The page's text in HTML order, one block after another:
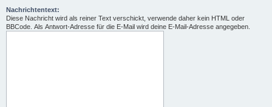
Nachrichtentext:
Diese Nachricht wird als reiner Text verschickt, verwende daher kein HTML oder
BBCode. Als Antwort-Adresse für die E-Mail wird deine E-Mail-Adresse angegeben.